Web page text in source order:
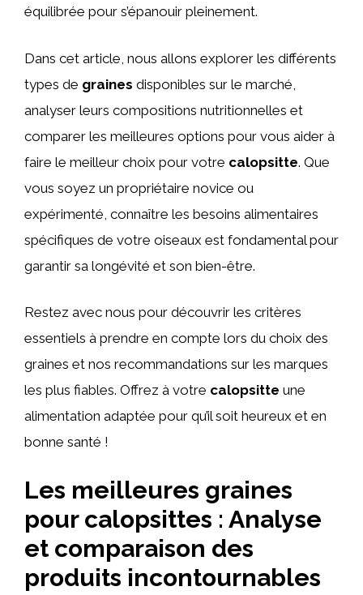
équilibrée pour s’épanouir pleinement.
Dans cet article, nous allons explorer les différents
types de graines disponibles sur le marché,
analyser leurs compositions nutritionnelles et
comparer les meilleures options pour vous aider à
faire le meilleur choix pour votre calopsitte. Que
vous soyez un propriétaire novice ou
expérimenté, connaître les besoins alimentaires
spécifiques de votre oiseaux est fondamental pour
garantir sa longévité et son bien-être.
Restez avec nous pour découvrir les critères
essentiels à prendre en compte lors du choix des
graines et nos recommandations sur les marques
les plus fiables. Offrez à votre calopsitte une
alimentation adaptée pour qu’il soit heureux et en
bonne santé !
Les meilleures graines
pour calopsittes : Analyse
et comparaison des
produits incontournables